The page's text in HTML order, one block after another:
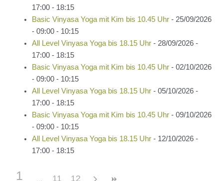
17:00 - 18:15
Basic Vinyasa Yoga mit Kim bis 10.45 Uhr- 25/09/2026
- 09:00 - 10:15
All Level Vinyasa Yoga bis 18.15 Uhr- 28/09/2026 -
17:00 - 18:15
Basic Vinyasa Yoga mit Kim bis 10.45 Uhr- 02/10/2026
- 09:00 - 10:15
All Level Vinyasa Yoga bis 18.15 Uhr- 05/10/2026 -
17:00 - 18:15
Basic Vinyasa Yoga mit Kim bis 10.45 Uhr- 09/10/2026
- 09:00 - 10:15
All Level Vinyasa Yoga bis 18.15 Uhr- 12/10/2026 -
17:00 - 18:15
1 11 12